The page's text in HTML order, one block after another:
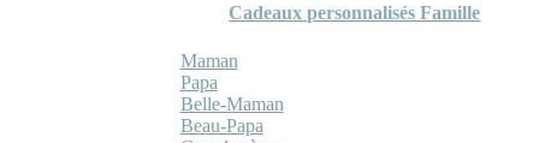
Cadeaux personnalisés Famille
Maman
Papa
Belle-Maman
Beau-Papa